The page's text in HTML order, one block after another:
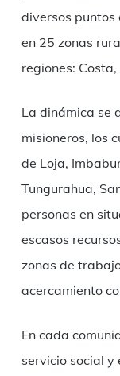
diversos puntos
en 25 zonas
regiones:
La dinámica se
misioneros, los
de Loja,
Tungurahua,
personas en
escasos
zonas de
acercamiento
En cada
servicio social y